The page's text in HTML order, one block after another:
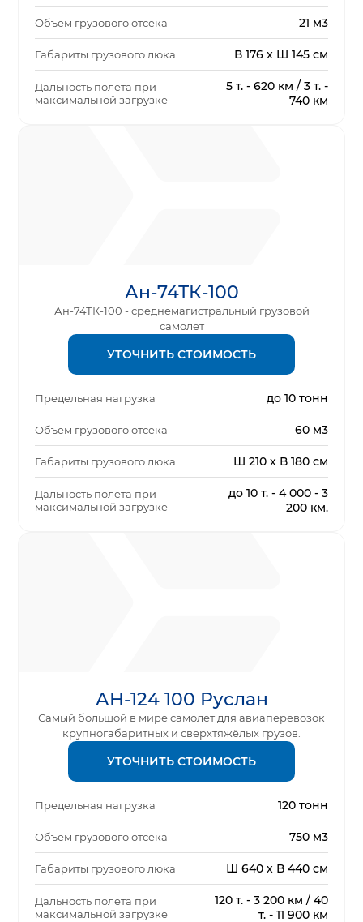
Объем грузового отсека 21 м3
Габариты грузового люка В 176 x Ш 145 см
Дальность полета при
максимальной загрузке
5 т. - 620 км / 3 т. -
740 км
Ан-74ТК-100
Ан-74ТК-100 - среднемагистральный грузовой
самолет
УТОЧНИТЬ СТОИМОСТЬ
Предельная нагрузка до 10 тонн
Объем грузового отсека 60 м3
Габариты грузового люка Ш 210 х В 180 см
Дальность полета при
максимальной загрузке
до 10 т. - 4 000 - 3
200 км.
АН-124 100 Руслан
Самый большой в мире самолет для авиаперевозок
крупногабаритных и сверхтяжёлых грузов.
УТОЧНИТЬ СТОИМОСТЬ
Предельная нагрузка 120 тонн
Объем грузового отсека 750 м3
Габариты грузового люка Ш 640 х В 440 см
Дальность полета при
максимальной загрузке
120 т. - 3 200 км / 40
т. - 11 900 км